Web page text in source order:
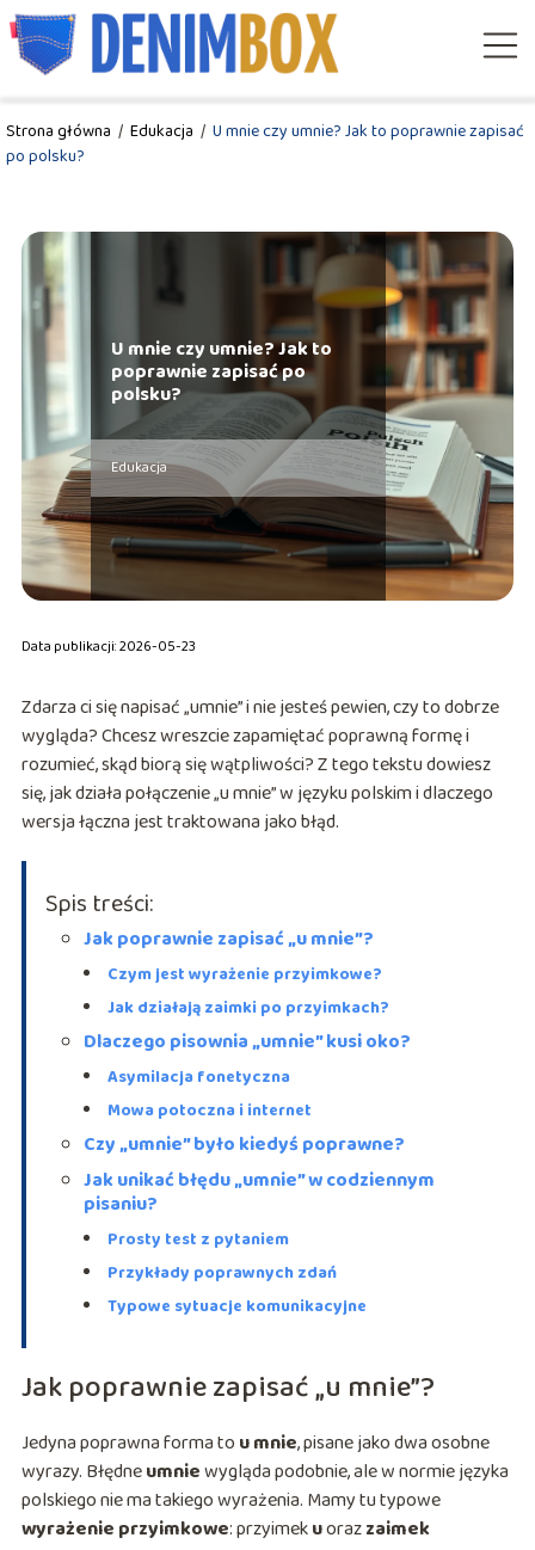
Strona główna / Edukacja / U mnie czy umnie? Jak to poprawnie zapisać
po polsku?
U mnie czy umnie? Jak to
poprawnie zapisać po
polsku?
Edukacja
Data publikacji: 2026-05-23
Zdarza ci się napisać „umnie” i nie jesteś pewien, czy to dobrze
wygląda? Chcesz wreszcie zapamiętać poprawną formę i
rozumieć, skąd biorą się wątpliwości? Z tego tekstu dowiesz
się, jak działa połączenie „u mnie” w języku polskim i dlaczego
wersja łączna jest traktowana jako błąd.
Spis treści:
Jak poprawnie zapisać „u mnie”?
Czym jest wyrażenie przyimkowe?
Jak działają zaimki po przyimkach?
Dlaczego pisownia „umnie” kusi oko?
Asymilacja fonetyczna
Mowa potoczna i internet
Czy „umnie” było kiedyś poprawne?
Jak unikać błędu „umnie” w codziennym
pisaniu?
Prosty test z pytaniem
Przykłady poprawnych zdań
Typowe sytuacje komunikacyjne
Jak poprawnie zapisać „u mnie”?
Jedyna poprawna forma to u mnie, pisane jako dwa osobne
wyrazy. Błędneumniewygląda podobnie, ale w normie języka
polskiego nie ma takiego wyrażenia. Mamy tu typowe
wyrażenie przyimkowe: przyimekuorazzaimek